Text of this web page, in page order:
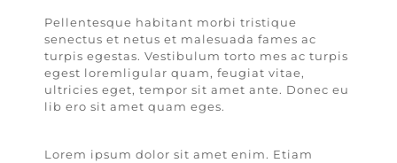
Pellentesque habitant morbi tristique
senectus et netus et malesuada fames ac
turpis egestas. Vestibulum torto mes ac turpis
egest loremligular quam, feugiat vitae,
ultricies eget, tempor sit amet ante. Donec eu
lib ero sit amet quam eges.
Lorem ipsum dolor sit amet enim. Etiam